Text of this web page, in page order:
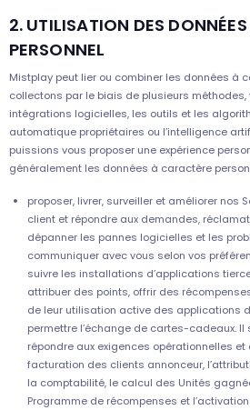
2. UTILISATION DES
PERSONNEL
Mistplay peut lier ou combiner les données à
collectons par le biais de plusieurs
intégrations logicielles, les outils et les
automatique propriétaires ou l’intelligence
puissions vous proposer une expérience
généralement les données à caractère
proposer, livrer, surveiller et améliorer nos
client et répondre aux demandes,
dépanner les pannes logicielles et les
communiquer avec vous selon vos
suivre les installations d’applications
attribuer des points, offrir des
de leur utilisation active des applications
permettre l’échange de cartes-cadeaux. Il
répondre aux exigences opérationnelles
facturation des clients annonceur,
la comptabilité, le calcul des Unités
Programme de récompenses et